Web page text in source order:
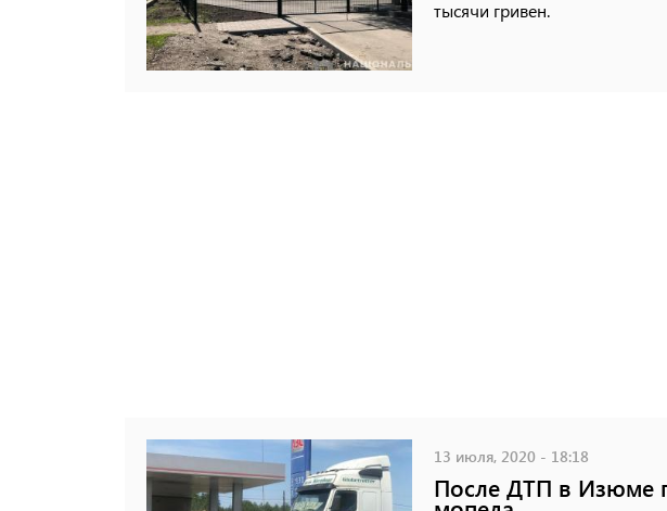
тысячи гривен.
13 июля, 2020 - 18:18
После ДТП в Изюме